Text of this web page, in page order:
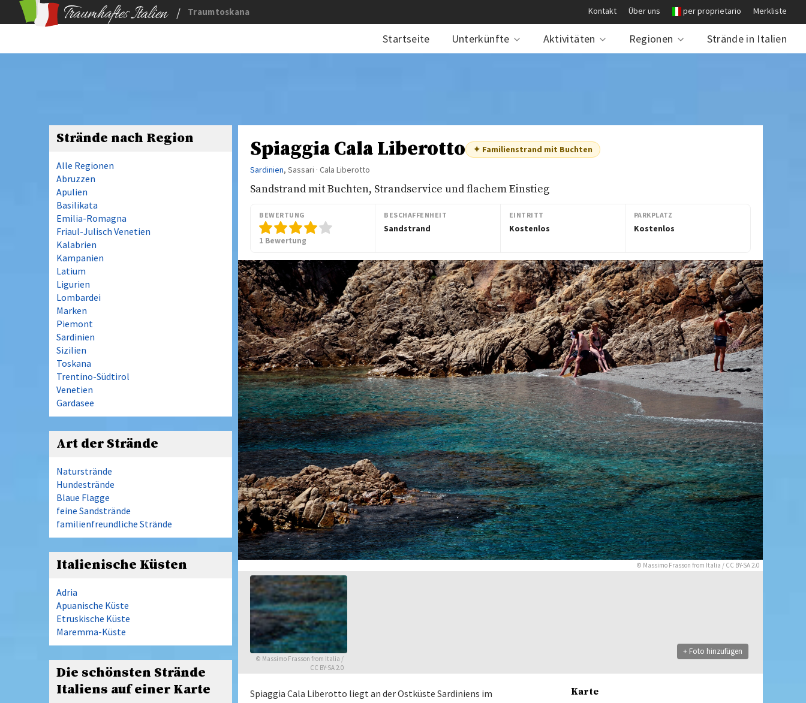
/ Traumtoskana Kontakt Über uns per proprietario Merkliste
Startseite Unterkünfte Aktivitäten Regionen Strände in Italien
Spiaggia Cala Liberotto
✦ Familienstrand mit Buchten
Sardinien, Sassari · Cala Liberotto
Sandstrand mit Buchten, Strandservice und flachem Einstieg
BEWERTUNG
1 Bewertung
BESCHAFFENHEIT
Sandstrand
EINTRITT
Kostenlos
PARKPLATZ
Kostenlos
© Massimo Frasson from Italia / CC BY-SA 2.0
© Massimo Frasson from Italia /
CC BY-SA 2.0
+ Foto hinzufügen
Spiaggia Cala Liberotto liegt an der Ostküste Sardiniens im
Karte
Strände nach Region
Alle Regionen
Abruzzen
Apulien
Basilikata
Emilia-Romagna
Friaul-Julisch Venetien
Kalabrien
Kampanien
Latium
Ligurien
Lombardei
Marken
Piemont
Sardinien
Sizilien
Toskana
Trentino-Südtirol
Venetien
Gardasee
Art der Strände
Naturstrände
Hundestrände
Blaue Flagge
feine Sandstrände
familienfreundliche Strände
Italienische Küsten
Adria
Apuanische Küste
Etruskische Küste
Maremma-Küste
Die schönsten Strände
Italiens auf einer Karte